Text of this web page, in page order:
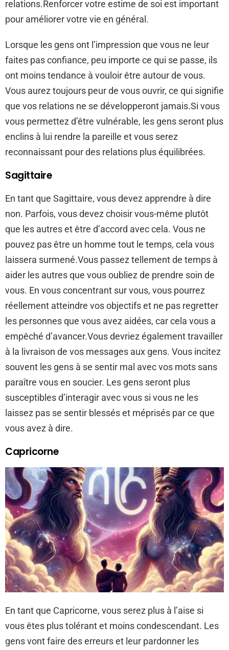
relations.Renforcer votre estime de soi est important
pour améliorer votre vie en général.
Lorsque les gens ont l’impression que vous ne leur
faites pas confiance, peu importe ce qui se passe, ils
ont moins tendance à vouloir être autour de vous.
Vous aurez toujours peur de vous ouvrir, ce qui signifie
que vos relations ne se développeront jamais.Si vous
vous permettez d’être vulnérable, les gens seront plus
enclins à lui rendre la pareille et vous serez
reconnaissant pour des relations plus équilibrées.
Sagittaire
En tant que Sagittaire, vous devez apprendre à dire
non. Parfois, vous devez choisir vous-même plutôt
que les autres et être d’accord avec cela. Vous ne
pouvez pas être un homme tout le temps, cela vous
laissera surmené.Vous passez tellement de temps à
aider les autres que vous oubliez de prendre soin de
vous. En vous concentrant sur vous, vous pourrez
réellement atteindre vos objectifs et ne pas regretter
les personnes que vous avez aidées, car cela vous a
empêché d’avancer.Vous devriez également travailler
à la livraison de vos messages aux gens. Vous incitez
souvent les gens à se sentir mal avec vos mots sans
paraître vous en soucier. Les gens seront plus
susceptibles d’interagir avec vous si vous ne les
laissez pas se sentir blessés et méprisés par ce que
vous avez à dire.
Capricorne
En tant que Capricorne, vous serez plus à l’aise si
vous êtes plus tolérant et moins condescendant. Les
gens vont faire des erreurs et leur pardonner les